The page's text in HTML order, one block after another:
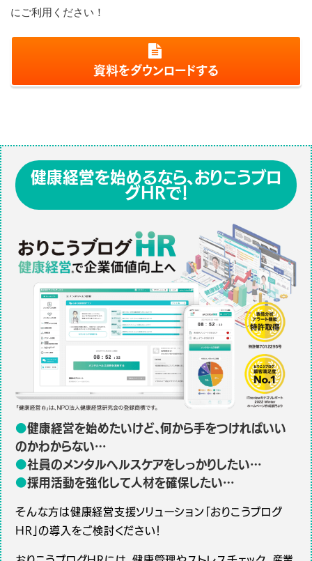
にご利用ください！
資料をダウンロードする
健康経営を始めるなら、おりこうブロ
グHRで！
●健康経営を始めたいけど、何から手をつければいい
のかわからない…
●社員のメンタルヘルスケアをしっかりしたい…
●採用活動を強化して人材を確保したい…
そんな方は健康経営支援ソリューション「おりこうブログ
HR」の導入をご検討ください！